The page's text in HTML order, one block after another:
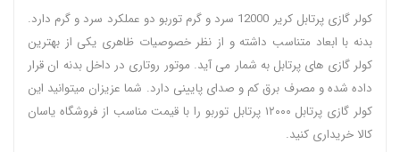
کولر گازی پرتابل کریر 12000 سرد و گرم توربو دو عملکرد سرد و گرم دارد.
بدنه با ابعاد متناسب داشته و از نظر خصوصیات ظاهری یکی از بهترین
کولر گازی های پرتابل به شمار می آید. موتور روتاری در داخل بدنه ان قرار
داده شده و مصرف برق کم و صدای پایینی دارد. شما عزیزان میتوانید این
کولر گازی پرتابل ۱۲۰۰۰ پرتابل توربو را با قیمت مناسب از فروشگاه یاسان
کالا خریداری کنید.